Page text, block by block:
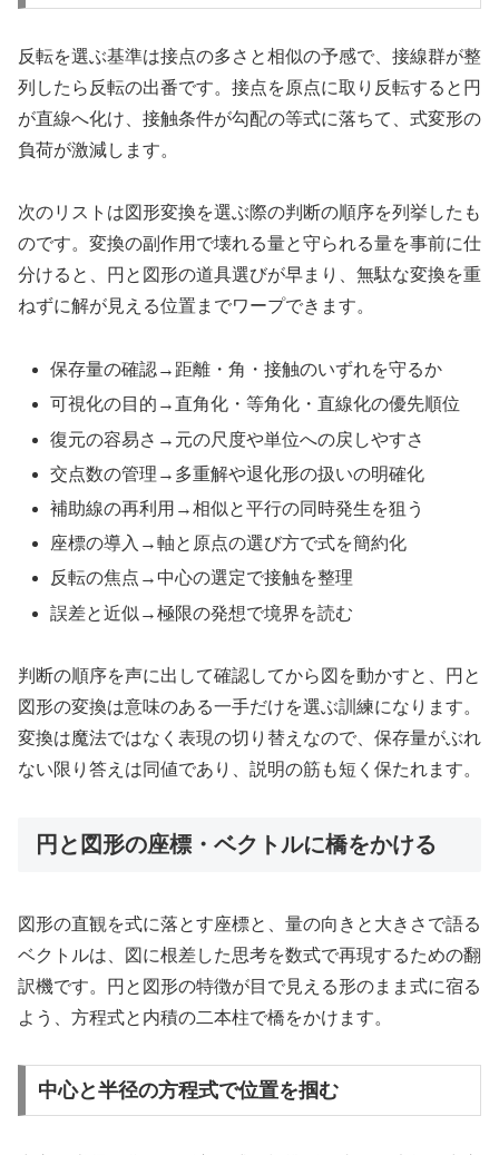
反転を選ぶ基準は接点の多さと相似の予感で、接線群が整
列したら反転の出番です。接点を原点に取り反転すると円
が直線へ化け、接触条件が勾配の等式に落ちて、式変形の
負荷が激減します。
次のリストは図形変換を選ぶ際の判断の順序を列挙したも
のです。変換の副作用で壊れる量と守られる量を事前に仕
分けると、円と図形の道具選びが早まり、無駄な変換を重
ねずに解が見える位置までワープできます。
保存量の確認→距離・角・接触のいずれを守るか
可視化の目的→直角化・等角化・直線化の優先順位
復元の容易さ→元の尺度や単位への戻しやすさ
交点数の管理→多重解や退化形の扱いの明確化
補助線の再利用→相似と平行の同時発生を狙う
座標の導入→軸と原点の選び方で式を簡約化
反転の焦点→中心の選定で接触を整理
誤差と近似→極限の発想で境界を読む
判断の順序を声に出して確認してから図を動かすと、円と
図形の変換は意味のある一手だけを選ぶ訓練になります。
変換は魔法ではなく表現の切り替えなので、保存量がぶれ
ない限り答えは同値であり、説明の筋も短く保たれます。
円と図形の座標・ベクトルに橋をかける
図形の直観を式に落とす座標と、量の向きと大きさで語る
ベクトルは、図に根差した思考を数式で再現するための翻
訳機です。円と図形の特徴が目で見える形のまま式に宿る
よう、方程式と内積の二本柱で橋をかけます。
中心と半径の方程式で位置を掴む